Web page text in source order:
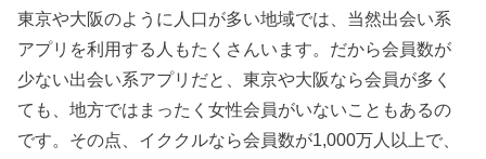
東京や大阪のように人口が多い地域では、当然出会い系
アプリを利用する人もたくさんいます。だから会員数が
少ない出会い系アプリだと、東京や大阪なら会員が多く
ても、地方ではまったく女性会員がいないこともあるの
です。その点、イククルなら会員数が1,000万人以上で、